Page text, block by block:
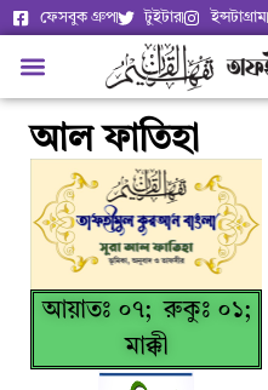
ফেসবুক গ্রুপ টুইটার ইন্সটাগ্রাম
আল ফাতিহা
আয়াতঃ ০৭; রুকুঃ ০১;
মাক্কী